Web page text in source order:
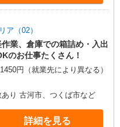
（02）
業、倉庫での箱詰め・入出
のお仕事たくさん！
円（就業先により異なる）
り 古河市、つくば市など
詳細を見る